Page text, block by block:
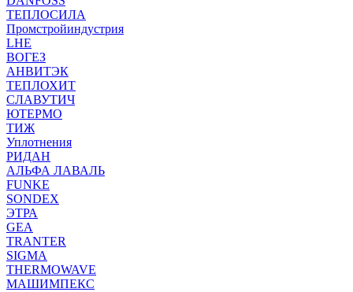
ТЕПЛОСИЛА
Промстройиндустрия
LHE
ВОГЕЗ
АНВИТЭК
ТЕПЛОХИТ
СЛАВУТИЧ
ЮТЕРМО
ТИЖ
Уплотнения
РИДАН
АЛЬФА ЛАВАЛЬ
FUNKE
SONDEX
ЭТРА
GEA
TRANTER
SIGMA
THERMOWAVE
МАШИМПЕКС